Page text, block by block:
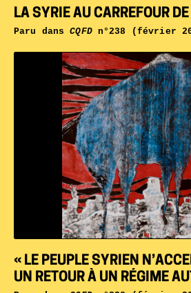
« LE PEUPLE SYRIEN
UN RETOUR À UN RÉGIME
LA SYRIE AU CARREFOUR
Paru dansCQFDn°238 (février